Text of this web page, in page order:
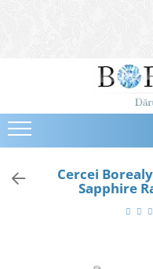
Bijuterii
Cercei
Bratari
Coliere
Cercei
Sapphire